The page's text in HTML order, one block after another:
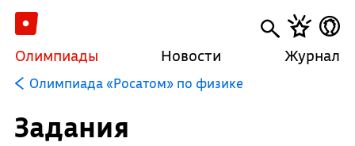
Олимпиады Новости Журнал
Олимпиада «Росатом» по физике
Задания